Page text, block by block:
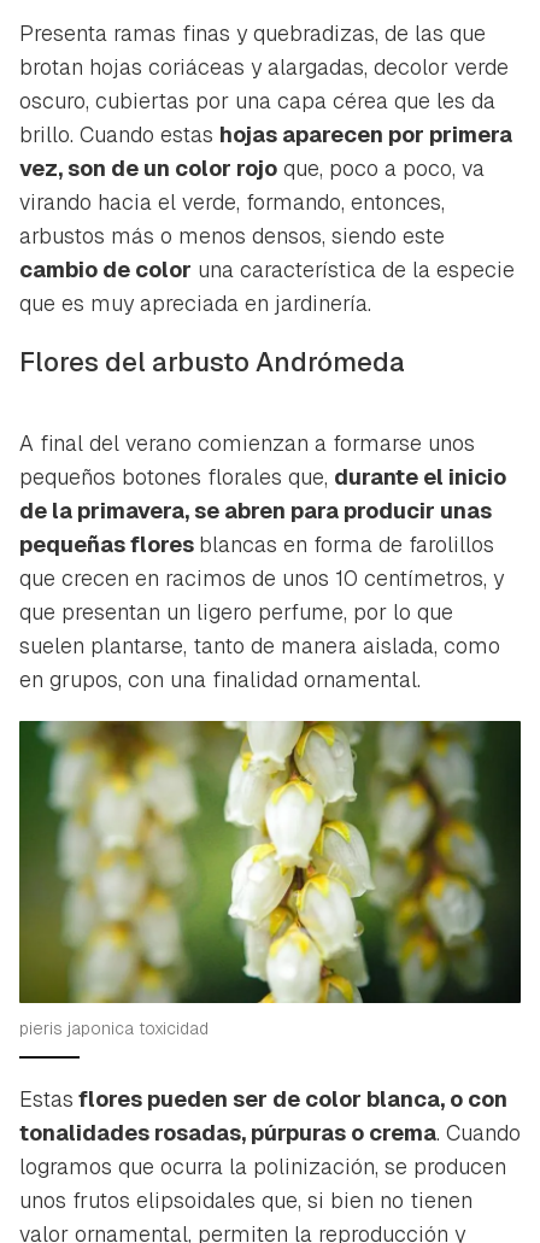
Presenta ramas finas y quebradizas, de las que
brotan hojas coriáceas y alargadas, decolor verde
oscuro, cubiertas por una capa cérea que les da
brillo. Cuando estas hojas aparecen por primera
vez, son de un color rojo que, poco a poco, va
virando hacia el verde, formando, entonces,
arbustos más o menos densos, siendo este
cambio de color una característica de la especie
que es muy apreciada en jardinería.
Flores del arbusto Andrómeda
A final del verano comienzan a formarse unos
pequeños botones florales que, durante el inicio
de la primavera, se abren para producir unas
pequeñas flores blancas en forma de farolillos
que crecen en racimos de unos 10 centímetros, y
que presentan un ligero perfume, por lo que
suelen plantarse, tanto de manera aislada, como
en grupos, con una finalidad ornamental.
pieris japonica toxicidad
Estas flores pueden ser de color blanca, o con
tonalidades rosadas, púrpuras o crema. Cuando
logramos que ocurra la polinización, se producen
unos frutos elipsoidales que, si bien no tienen
valor ornamental, permiten la reproducción y